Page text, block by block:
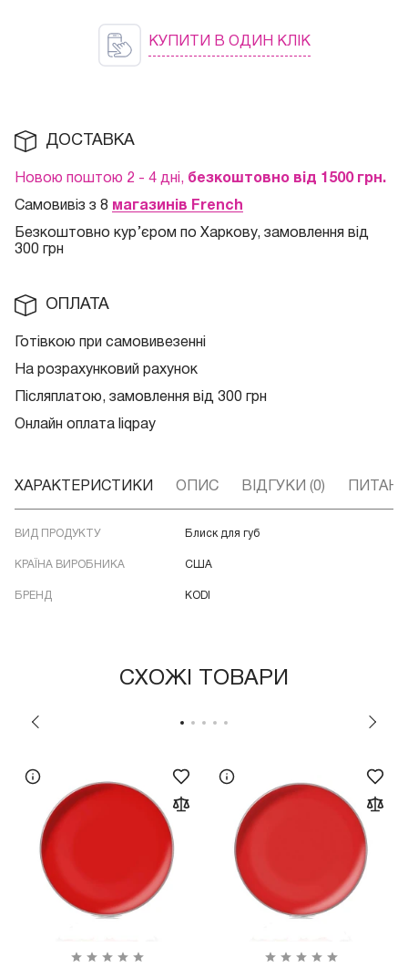
КУПИТИ В ОДИН КЛІК
ДОСТАВКА
Новою поштою 2 - 4 дні, безкоштовно від 1500 грн.
Самовивіз з 8 магазинів French
Безкоштовно кур’єром по Харкову, замовлення від
300 грн
ОПЛАТА
Готівкою при самовивезенні
На розрахунковий рахунок
Післяплатою, замовлення від 300 грн
Онлайн оплата liqpay
ХАРАКТЕРИСТИКИ ОПИС ВІДГУКИ (0)
ВИД ПРОДУКТУ Блиск для губ
КРАЇНА ВИРОБНИКА США
БРЕНД KODI
СХОЖІ ТОВАРИ